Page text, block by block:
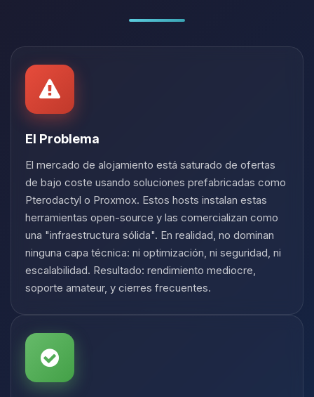
El Problema
El mercado de alojamiento está saturado de ofertas
de bajo coste usando soluciones prefabricadas como
Pterodactyl o Proxmox. Estos hosts instalan estas
herramientas open-source y las comercializan como
una "infraestructura sólida". En realidad, no dominan
ninguna capa técnica: ni optimización, ni seguridad, ni
escalabilidad. Resultado: rendimiento mediocre,
soporte amateur, y cierres frecuentes.
06/08/2026 22:44